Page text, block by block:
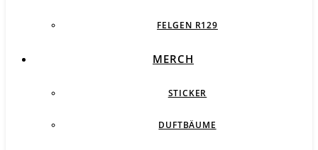
FELGEN R129
MERCH
STICKER
DUFTBÄUME